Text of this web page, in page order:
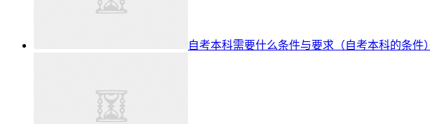
自考本科需要什么条件与要求（自考本科的条件）